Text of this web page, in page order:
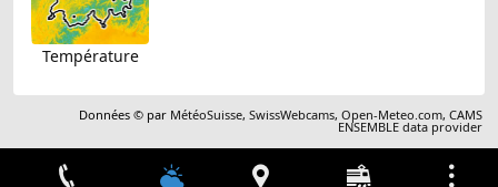
Température
Données © par MétéoSuisse,SwissWebcams,Open-Meteo.com,CAMS
ENSEMBLE data provider